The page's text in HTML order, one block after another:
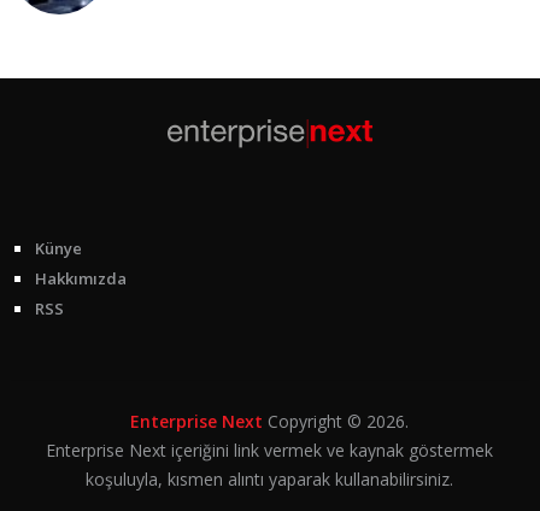
Künye
Hakkımızda
RSS
Enterprise Next Copyright © 2026.
Enterprise Next içeriğini link vermek ve kaynak göstermek
koşuluyla, kısmen alıntı yaparak kullanabilirsiniz.